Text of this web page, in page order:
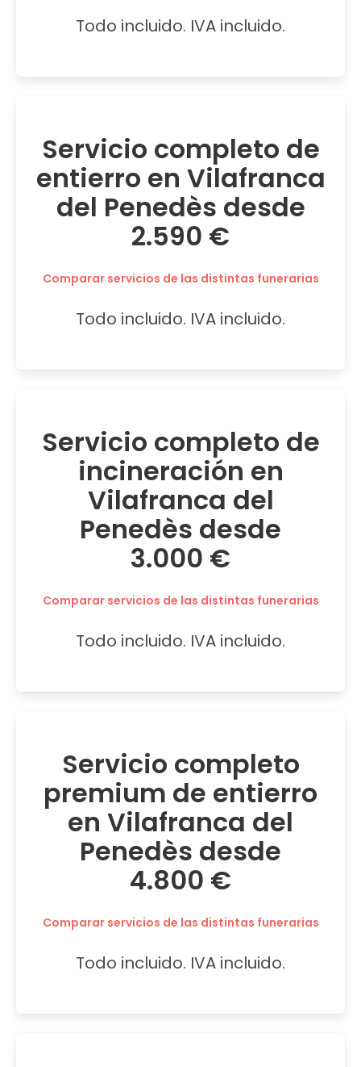
Todo incluido. IVA incluido.
Servicio completo de
entierro en Vilafranca
del Penedès desde
2.590 €
Comparar servicios de las distintas funerarias
Todo incluido. IVA incluido.
Servicio completo de
incineración en
Vilafranca del
Penedès desde
3.000 €
Comparar servicios de las distintas funerarias
Todo incluido. IVA incluido.
Servicio completo
premium de entierro
en Vilafranca del
Penedès desde
4.800 €
Comparar servicios de las distintas funerarias
Todo incluido. IVA incluido.